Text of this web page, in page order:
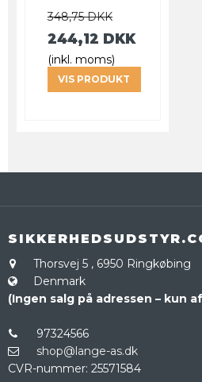
348,75 DKK
244,12 DKK
(inkl. moms)
VIS PRODUKT
Thorsvej 5 , 6950 Ringkøbing
Denmark
(Ingen salg på adressen – kun
97324566
shop@lange-as.dk
CVR-nummer: 25571584